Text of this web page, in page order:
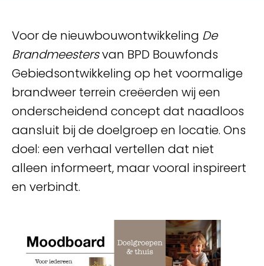
Voor de nieuwbouwontwikkeling De
Brandmeestersvan BPD Bouwfonds
Gebiedsontwikkeling op het voormalige
brandweer terrein creëerden wij een
onderscheidend concept dat naadloos
aansluit bij de doelgroep en locatie. Ons
doel: een verhaal vertellen dat niet
alleen informeert, maar vooral inspireert
en verbindt.